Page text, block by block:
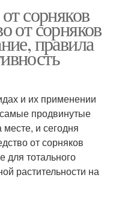
сорняков
от сорняков
правила
и их применении
самые продвинутые
и сегодня
от сорняков
для тотального
растительности на